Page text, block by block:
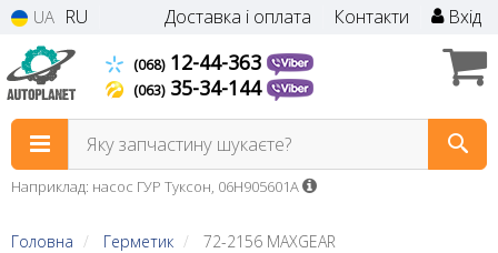
UA RU Доставка і оплата Контакти Вхід
(068)12-44-363
(063)35-34-144
Яку запчастину шукаєте?
Наприклад: насос ГУР Туксон, 06H905601A
Головна Герметик 72-2156 MAXGEAR